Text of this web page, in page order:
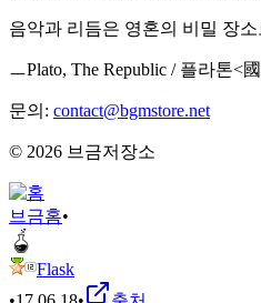
음악과 리듬은 영혼의 비밀 장
ㅡPlato, The Republic / 플라톤<
문의: contact@bgmstore.net
© 2026 브금저장소
브금홈•
Flask